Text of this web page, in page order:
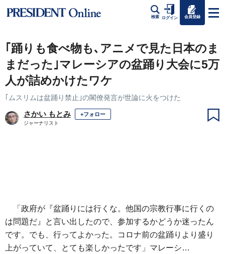
検索 ログイン 会員登録
｢踊りも食べ物も､アニメで見た日本のま
まだった｣マレーシアの盆踊り大会に5万
人が詰めかけたワケ
｢ムスリムは盆踊り禁止｣の閣僚発言が世論に火をつけた
さかい もとみ +フォロー
ジャーナリスト
「政府が『盆踊りには行くな。他国の宗教行事に行くの
は問題だ』と言い出したので、参加するかどうか迷ったん
です。でも、行ってよかった。コロナ前の盆踊りより盛り
上がっていて、とても楽しかったです」マレーシ…